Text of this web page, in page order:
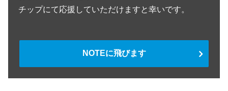
チップにて応援していただけますと幸いです。
NOTEに飛びます